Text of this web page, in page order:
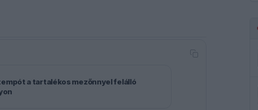
a tartalékos mezőnnyel felálló